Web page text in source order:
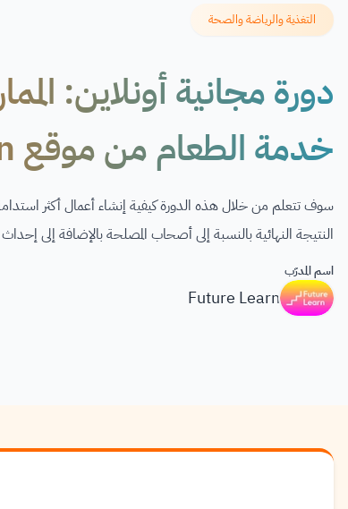
التغذية والرياضة والصحة
دورة مجانية أونلاين:
خدمة الطعام من موقع Future Learn
سوف تتعلم من خلال هذه الدورة كيفية إنشاء أعمال أكثر
النتيجة النهائية بالنسبة إلى أصحاب المصلحة بالإضافة إلى
اسم المدرّب
Future Learn